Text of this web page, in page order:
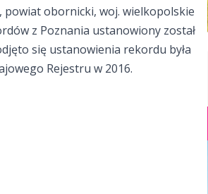
powiat obornicki, woj. wielkopolskie
z Poznania ustanowiony został
się ustanowienia rekordu była
Rejestru w 2016.